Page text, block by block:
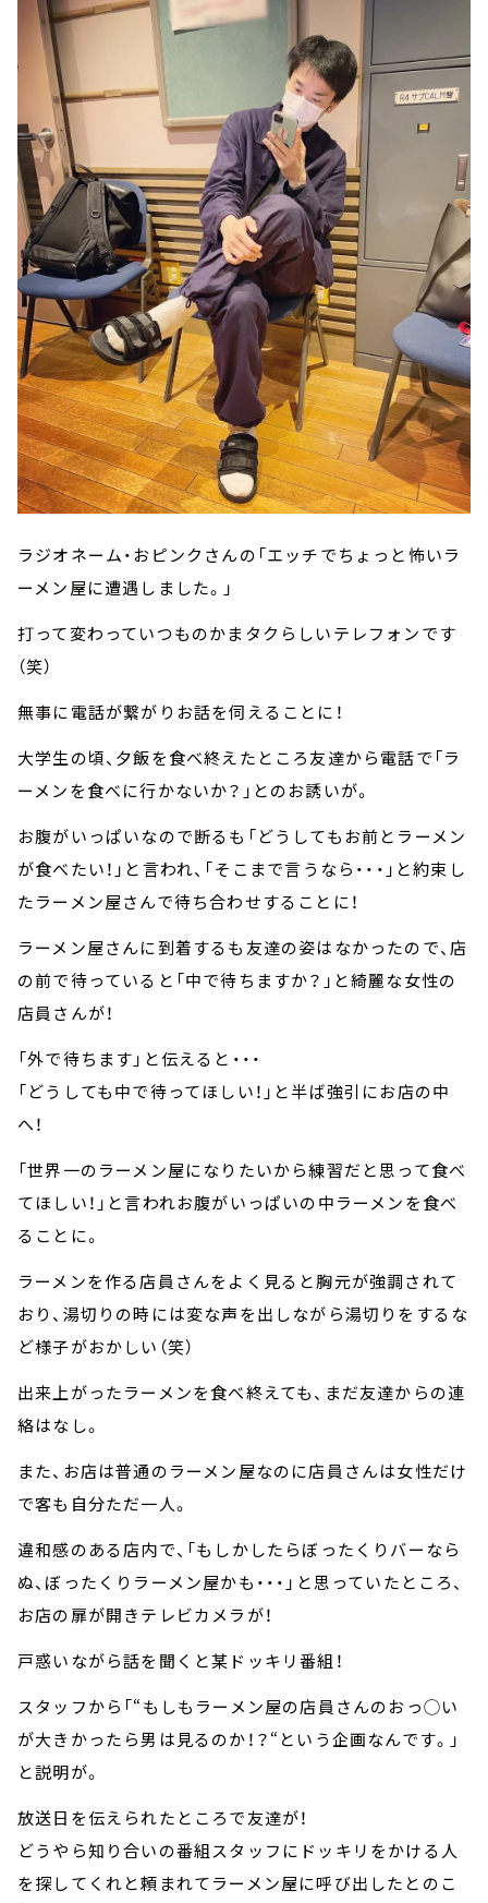
ラジオネーム・おピンクさんの「エッチでちょっと怖いラ
ーメン屋に遭遇しました。」
打って変わっていつものかまタクらしいテレフォンです
（笑）
無事に電話が繋がりお話を伺えることに！
大学生の頃、夕飯を食べ終えたところ友達から電話で「ラ
ーメンを食べに行かないか？」とのお誘いが。
お腹がいっぱいなので断るも「どうしてもお前とラーメン
が食べたい！」と言われ、「そこまで言うなら・・・」と約束し
たラーメン屋さんで待ち合わせすることに！
ラーメン屋さんに到着するも友達の姿はなかったので、店
の前で待っていると「中で待ちますか？」と綺麗な女性の
店員さんが！
「外で待ちます」と伝えると・・・
「どうしても中で待ってほしい！」と半ば強引にお店の中
へ！
「世界一のラーメン屋になりたいから練習だと思って食べ
てほしい！」と言われお腹がいっぱいの中ラーメンを食べ
ることに。
ラーメンを作る店員さんをよく見ると胸元が強調されて
おり、湯切りの時には変な声を出しながら湯切りをするな
ど様子がおかしい（笑）
出来上がったラーメンを食べ終えても、まだ友達からの連
絡はなし。
また、お店は普通のラーメン屋なのに店員さんは女性だけ
で客も自分ただ一人。
違和感のある店内で、「もしかしたらぼったくりバーなら
ぬ、ぼったくりラーメン屋かも・・・」と思っていたところ、
お店の扉が開きテレビカメラが！
戸惑いながら話を聞くと某ドッキリ番組！
スタッフから「“もしもラーメン屋の店員さんのおっ◯い
が大きかったら男は見るのか！？“という企画なんです。」
と説明が。
放送日を伝えられたところで友達が！
どうやら知り合いの番組スタッフにドッキリをかける人
を探してくれと頼まれてラーメン屋に呼び出したとのこ